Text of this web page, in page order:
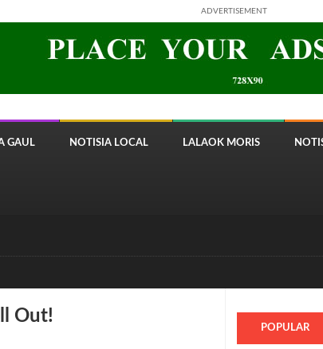
ADVERTISEMENT
GAUL NOTISIA LOCAL LALAOK MORIS
Out!
POPULAR